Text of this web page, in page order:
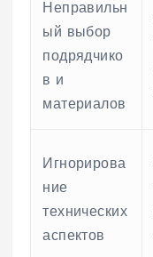
Неправильн
ый выбор
подрядчико
в и
материалов
Игнорирова
ние
технических
аспектов